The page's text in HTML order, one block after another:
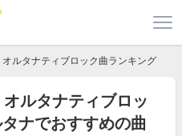
オルタナティブロック曲ランキング
オルタナティブロッ
ナでおすすめの曲